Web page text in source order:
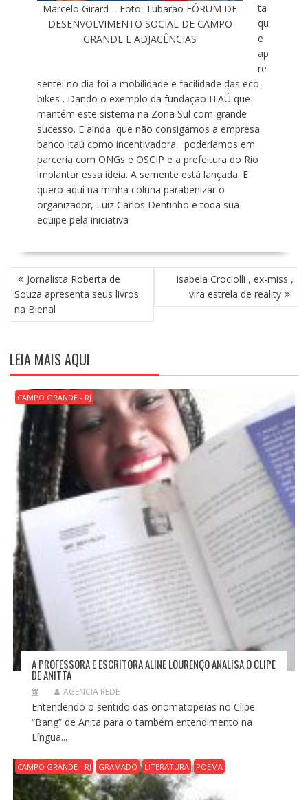
Marcelo Girard – Foto: Tubarão FÓRUM DE
DESENVOLVIMENTO SOCIAL DE CAMPO
GRANDE E ADJACÊNCIAS
ta
qu
e
ap
re
sentei no dia foi a mobilidade e facilidade das eco-
bikes . Dando o exemplo da fundação ITAÚ que
mantém este sistema na Zona Sul com grande
sucesso. E ainda que não consigamos a empresa
banco Itaú como incentivadora, poderíamos em
parceria com ONGs e OSCIP e a prefeitura do Rio
implantar essa ideia. A semente está lançada. E
quero aqui na minha coluna parabenizar o
organizador, Luiz Carlos Dentinho e toda sua
equipe pela iniciativa
N
A
V
E
A
Ç
Ã
O
D
O
Jornalista Roberta de
Souza apresenta seus livros
na Bienal
Isabela Crociolli , ex-miss ,
vira estrela de reality
LEIA MAIS AQUI
CAMPO GRANDE - RJ
A PROFESSORA E ESCRITORA ALINE LOURENÇO ANALISA O CLIPE
DE ANITTA
AGENCIA REDE
Entendendo o sentido das onomatopeias no Clipe
“Bang” de Anita para o também entendimento na
Língua...
CAMPO GRANDE - RJ GRAMADO LITERATURA POEMA